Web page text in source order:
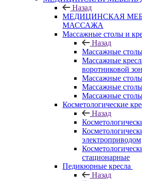
Назад
МЕДИЦИНСКАЯ
МАССАЖА
Массажные столы и
Назад
Массажные
Массажные
воротниковой
Массажные
Массажные
Массажные
Косметологические
Назад
электроприводом
стационарные
Педикюрные кресла
Назад